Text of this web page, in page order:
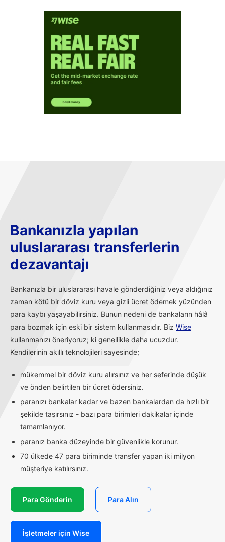
Bankanızla yapılan
uluslararası transferlerin
dezavantajı
Bankanızla bir uluslararası havale gönderdiğiniz veya aldığınız
zaman kötü bir döviz kuru veya gizli ücret ödemek yüzünden
para kaybı yaşayabilirsiniz. Bunun nedeni de bankaların hâlâ
para bozmak için eski bir sistem kullanmasıdır. Biz Wise
kullanmanızı öneriyoruz; ki genellikle daha ucuzdur.
Kendilerinin akıllı teknolojileri sayesinde;
mükemmel bir döviz kuru alırsınız ve her seferinde düşük
ve önden belirtilen bir ücret ödersiniz.
paranızı bankalar kadar ve bazen bankalardan da hızlı bir
şekilde taşırsınız - bazı para birimleri dakikalar içinde
tamamlanıyor.
paranız banka düzeyinde bir güvenlikle korunur.
70 ülkede 47 para biriminde transfer yapan iki milyon
müşteriye katılırsınız.
Para Gönderin Para Alın
İşletmeler için Wise